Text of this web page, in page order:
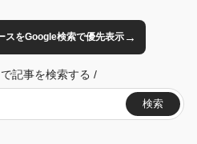
スをGoogle検索で優先表示→
記事を検索する /
検索